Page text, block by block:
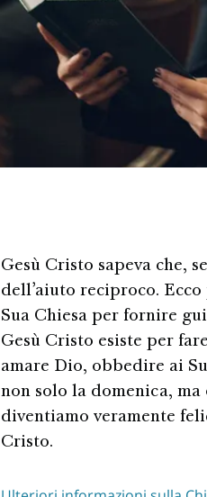
Gesù Cristo sapeva che,
dell’aiuto reciproco.
Sua Chiesa per fornire
Gesù Cristo esiste per
amare Dio, obbedire ai
non solo la domenica,
diventiamo veramente
Cristo.